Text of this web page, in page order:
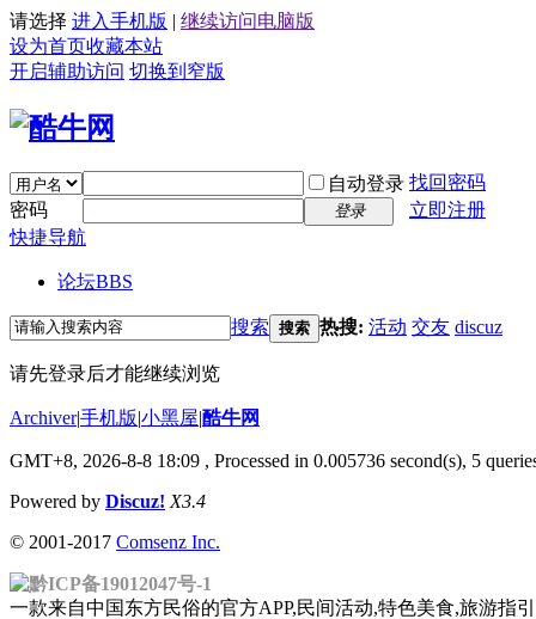
请选择 进入手机版 | 继续访问电脑版
设为首页收藏本站
开启辅助访问 切换到窄版
自动登录 找回密码
密码
登录
立即注册
快捷导航
论坛BBS
搜索 搜索 热搜: 活动 交友 discuz
请先登录后才能继续浏览
Archiver|手机版|小黑屋|酷牛网
GMT+8, 2026-8-8 18:09 , Processed in 0.005736 second(s), 5
Powered by Discuz! X3.4
© 2001-2017 Comsenz Inc.
黔ICP备19012047号-1
一款来自中国东方民俗的官方APP,民间活动,特色美食,旅游